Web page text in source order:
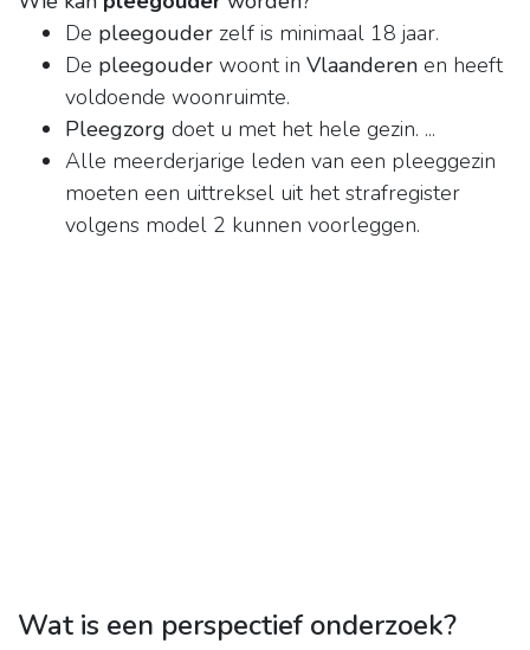
De pleegouder zelf is minimaal 18 jaar.
De pleegouder woont in Vlaanderen en heeft
voldoende woonruimte.
Pleegzorg doet u met het hele gezin. ...
Alle meerderjarige leden van een pleeggezin
moeten een uittreksel uit het strafregister
volgens model 2 kunnen voorleggen.
Wat is een perspectief onderzoek?